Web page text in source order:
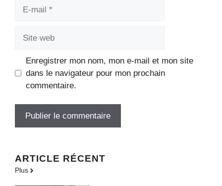
Enregistrer mon nom, mon e-mail et mon site
dans le navigateur pour mon prochain
commentaire.
ARTICLE RÉCENT
Plus